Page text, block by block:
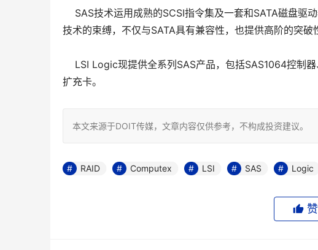
SAS技术运用成熟的SCSI指令集及一套和SATA磁盘驱
技术的束缚，不仅与SATA具有兼容性，也提供高阶的突破
LSI Logic现提供全系列SAS产品，包括SAS1064控制
扩充卡。
本文来源于DOIT传媒，文章内容仅供参考，不构成投资建议。
RAID Computex LSI SAS Logic